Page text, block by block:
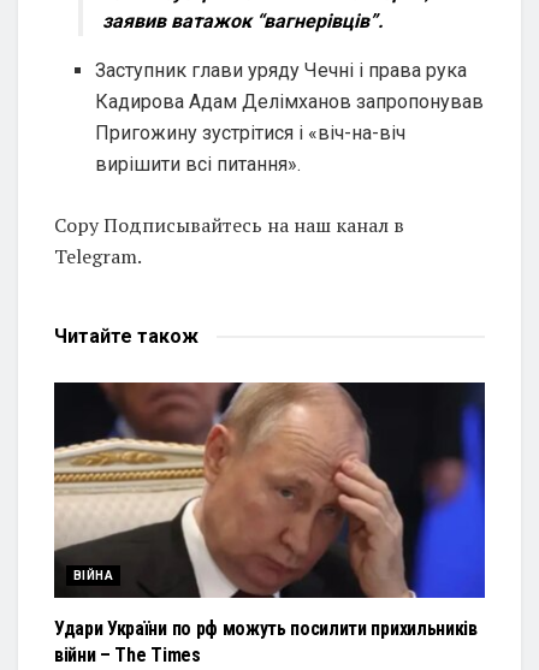
заявив ватажок “вагнерівців”.
Заступник глави уряду Чечні і права рука
Кадирова Адам Делімханов запропонував
Пригожину зустрітися і «віч-на-віч
вирішити всі питання».
Copy Подписывайтесь на наш канал в
Telegram.
Читайте також
ВІЙНА
Удари України по рф можуть посилити прихильників
війни – The Times